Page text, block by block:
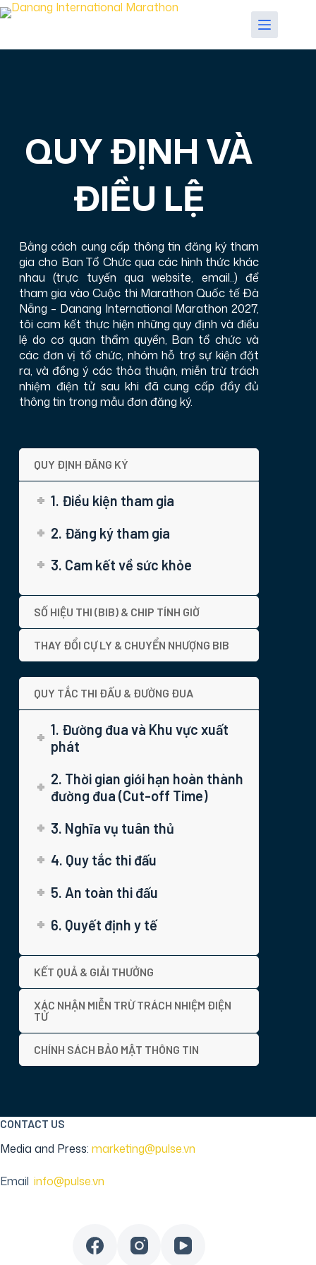
QUY ĐỊNH VÀ
ĐIỀU LỆ
Bằng cách cung cấp thông tin đăng ký tham
gia cho Ban Tổ Chức qua các hình thức khác
nhau (trực tuyến qua website, email..) để
tham gia vào Cuộc thi Marathon Quốc tế Đà
Nẵng – Danang International Marathon 2027,
tôi cam kết thực hiện những quy định và điều
lệ do cơ quan thẩm quyền, Ban tổ chức và
các đơn vị tổ chức, nhóm hỗ trợ sự kiện đặt
ra, và đồng ý các thỏa thuận, miễn trừ trách
nhiệm điện tử sau khi đã cung cấp đầy đủ
thông tin trong mẫu đơn đăng ký.
QUY ĐỊNH ĐĂNG KÝ
1. Điều kiện tham gia
2. Đăng ký tham gia
3. Cam kết về sức khỏe
SỐ HIỆU THI (BIB) & CHIP TÍNH GIỜ
THAY ĐỔI CỰ LY & CHUYỂN NHƯỢNG BIB
QUY TẮC THI ĐẤU & ĐƯỜNG ĐUA
1. Đường đua và Khu vực xuất
phát
2. Thời gian giới hạn hoàn thành
đường đua (Cut-off Time)
3. Nghĩa vụ tuân thủ
4. Quy tắc thi đấu
5. An toàn thi đấu
6. Quyết định y tế
KẾT QUẢ & GIẢI THƯỞNG
XÁC NHẬN MIỄN TRỪ TRÁCH NHIỆM ĐIỆN
TỬ
CHÍNH SÁCH BẢO MẬT THÔNG TIN
CONTACT US
Media and Press: marketing@pulse.vn
Email info@pulse.vn